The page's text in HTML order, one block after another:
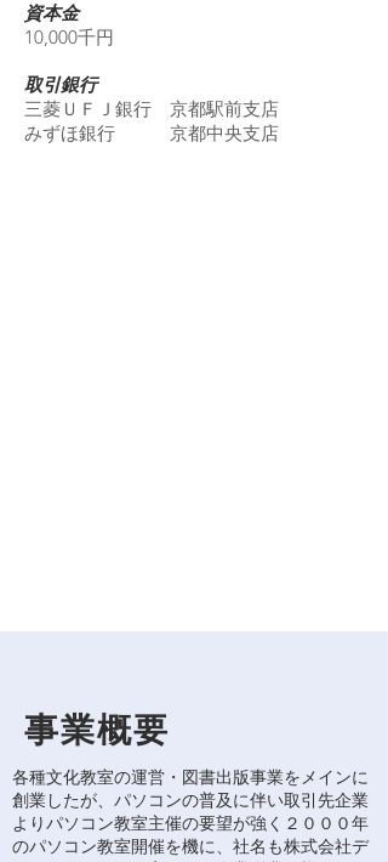
資本金
10,000千円
取引銀行
三菱ＵＦＪ銀行 京都駅前支店
​みずほ銀行 京都中央支店
事業概要
各種文化教室の運営・図書出版事業をメインに
創業したが、パソコンの普及に伴い取引先企業
よりパソコン教室主催の要望が強く２０００年
のパソコン教室開催を機に、社名も株式会社デ